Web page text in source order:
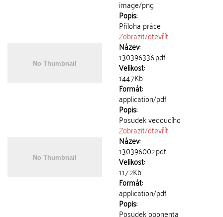
image/png
Popis:
Příloha práce
Zobrazit/otevřít
Název:
130396336.pdf
Velikost:
144.7Kb
Formát:
application/pdf
Popis:
Posudek vedoucího
Zobrazit/otevřít
Název:
130396002.pdf
Velikost:
117.2Kb
Formát:
application/pdf
Popis:
Posudek oponenta